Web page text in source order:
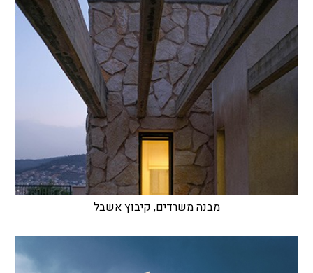
מבנה משרדים, קיבוץ אשבל